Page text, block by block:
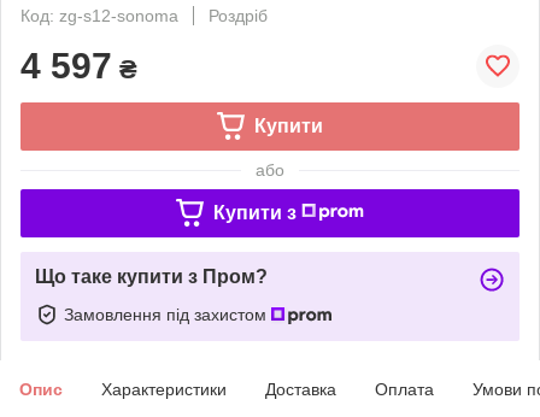
Код: zg-s12-sonoma
Роздріб
4 597 ₴
Купити
або
Купити з
Що таке купити з Пром?
Замовлення під захистом
Опис Характеристики Доставка Оплата Умови